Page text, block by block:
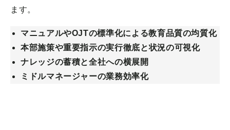
ます。
マニュアルやOJTの標準化による教育品質の均質化
本部施策や重要指示の実行徹底と状況の可視化
ナレッジの蓄積と全社への横展開
ミドルマネージャーの業務効率化